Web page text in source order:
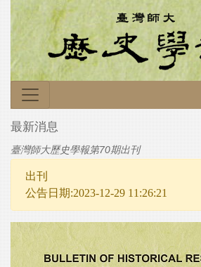
最新消息
臺灣師大歷史學報第70期出刊
出刊
公告日期:2023-12-29 11:26:21